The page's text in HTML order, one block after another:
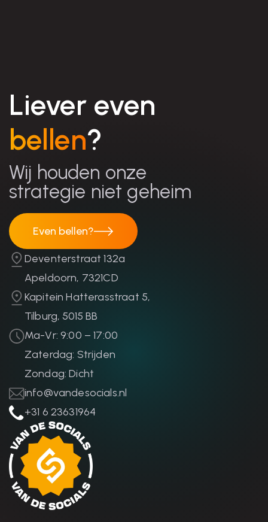
Liever even
bellen?
Wij houden onze
strategie niet geheim
Even bellen?
Deventerstraat 132a
Apeldoorn, 7321CD
Kapitein Hatterasstraat 5,
Tilburg, 5015 BB
Ma-Vr: 9:00 – 17:00
Zaterdag: Strijden
Zondag: Dicht
info@vandesocials.nl
+31 6 23631964